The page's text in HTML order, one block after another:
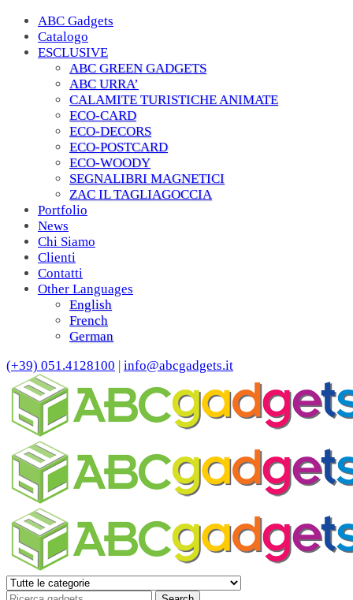
ABC Gadgets
Catalogo
ESCLUSIVE
ABC GREEN GADGETS
ABC URRA’
CALAMITE TURISTICHE ANIMATE
ECO-CARD
ECO-DECORS
ECO-POSTCARD
ECO-WOODY
SEGNALIBRI MAGNETICI
ZAC IL TAGLIAGOCCIA
Portfolio
News
Chi Siamo
Clienti
Contatti
Other Languages
English
French
German
(+39) 051.4128100 | info@abcgadgets.it